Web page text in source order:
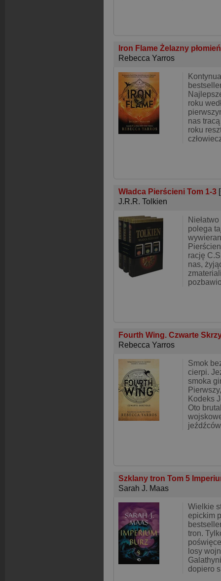
Iron Flame Żelazny
Rebecca Yarros
roku
nas
roku
Władca Pierścieni Tom 1-3
J.R.R. Tolkien
polega
rację
nas,
Fourth Wing. Czwarte
Rebecca Yarros
Smok
cierpi.
smoka
Kodeks
Oto
Szklany tron Tom 5
Sarah J. Maas
Wielkie
epickim
tron.
losy
dopiero